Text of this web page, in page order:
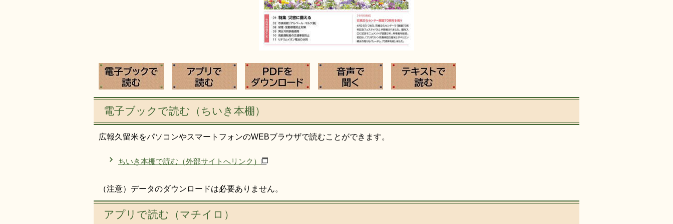
電子ブックで読む（ちいき本棚）
広報久留米をパソコンやスマートフォンのWEBブラウザで読むことができます。
ちいき本棚で読む（外部サイトへリンク）
（注意）データのダウンロードは必要ありません。
アプリで読む（マチイロ）